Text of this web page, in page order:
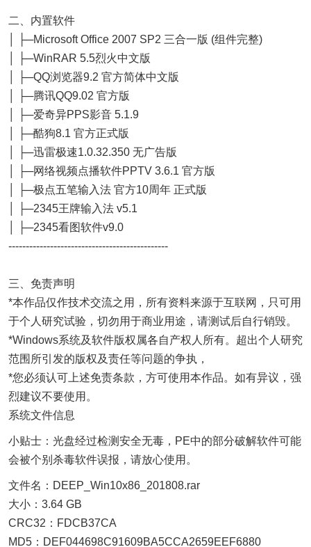
二、内置软件
│ ├─Microsoft Office 2007 SP2 三合一版 (组件完整)
│ ├─WinRAR 5.5烈火中文版
│ ├─QQ浏览器9.2 官方简体中文版
│ ├─腾讯QQ9.02 官方版
│ ├─爱奇异PPS影音 5.1.9
│ ├─酷狗8.1 官方正式版
│ ├─迅雷极速1.0.32.350 无广告版
│ ├─网络视频点播软件PPTV 3.6.1 官方版
│ ├─极点五笔输入法 官方10周年 正式版
│ ├─2345王牌输入法 v5.1
│ ├─2345看图软件v9.0
----------------------------------------------
三、免责声明
*本作品仅作技术交流之用，所有资料来源于互联网，只可用
于个人研究试验，切勿用于商业用途，请测试后自行销毁。
*Windows系统及软件版权属各自产权人所有。超出个人研究
范围所引发的版权及责任等问题的争执，
*您必须认可上述免责条款，方可使用本作品。如有异议，强
烈建议不要使用。
系统文件信息
小贴士：光盘经过检测安全无毒，PE中的部分破解软件可能
会被个别杀毒软件误报，请放心使用。
文件名：DEEP_Win10x86_201808.rar
大小：3.64 GB
CRC32：FDCB37CA
MD5：DEF044698C91609BA5CCA2659EEF6880